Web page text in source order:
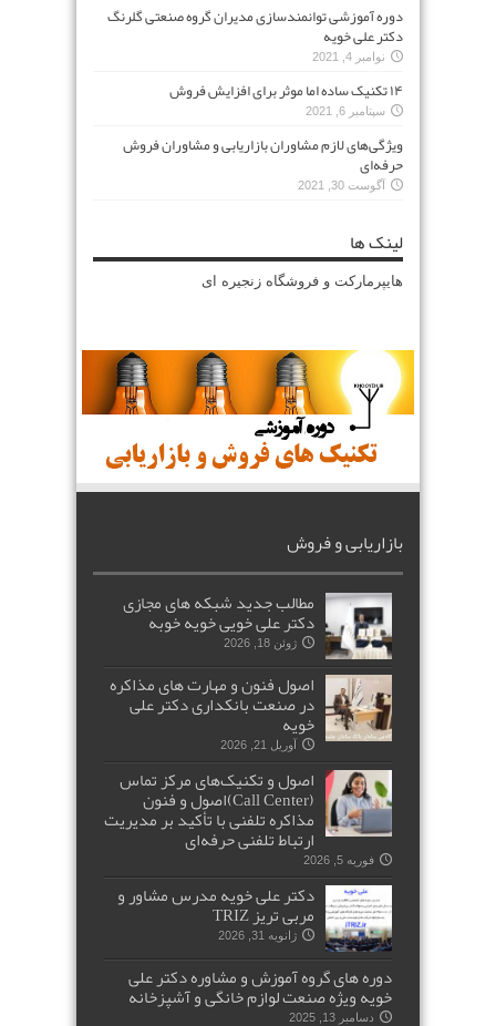
دوره آموزشی توانمندسازی مدیران گروه صنعتی گلرنگ
دکتر علی خویه
نوامبر 4, 2021
۱۴ تکنیک ساده اما موثر برای افزایش فروش
سپتامبر 6, 2021
ویژگی‌های لازم مشاوران بازاریابی و مشاوران فروش
حرفه‌ای
آگوست 30, 2021
لینک ها
هایپرمارکت و فروشگاه زنجیره ای
بازاریابی و فروش
مطالب جدید شبکه های مجازی
دکتر علی خویی خویه خوبه
ژوئن 18, 2026
اصول فنون و مهارت های مذاکره
در صنعت بانکداری دکتر علی
خویه
آوریل 21, 2026
اصول و تکنیک‌های مرکز تماس
(Call Center)اصول و فنون
مذاکره تلفنی با تأکید بر مدیریت
ارتباط تلفنی حرفه‌ای
فوریه 5, 2026
دکتر علی خویه مدرس مشاور و
مربی تریز TRIZ
ژانویه 31, 2026
دوره های گروه آموزش و مشاوره دکتر علی
خویه ویژه صنعت لوازم خانگی و آشپزخانه
دسامبر 13, 2025